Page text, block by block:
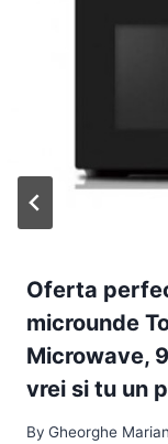
Oferta
microunde
Microwave,
vrei si tu un
By Gheorghe Marian